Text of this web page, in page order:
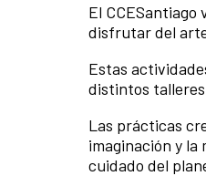
El CCESantiago
disfrutar del
Estas
distintos
Las prácticas
imaginación y la
cuidado del